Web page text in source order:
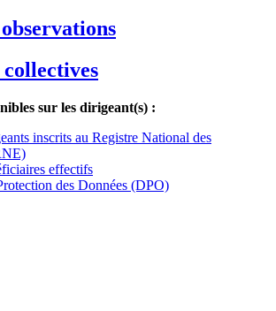
sur les dirigeant(s) :
inscrits au Registre National des
effectifs
des Données (DPO)